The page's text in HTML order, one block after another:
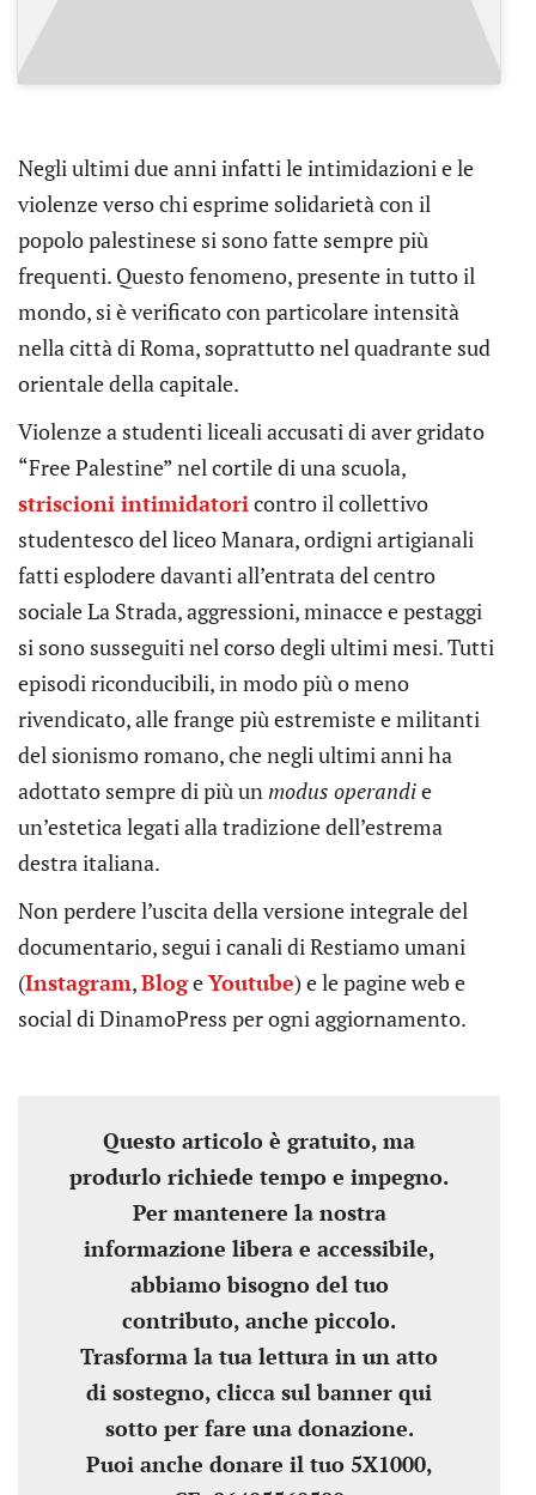
Negli ultimi due anni infatti le intimidazioni e le
violenze verso chi esprime solidarietà con il
popolo palestinese si sono fatte sempre più
frequenti. Questo fenomeno, presente in tutto il
mondo, si è verificato con particolare intensità
nella città di Roma, soprattutto nel quadrante sud
orientale della capitale.
Violenze a studenti liceali accusati di aver gridato
“Free Palestine” nel cortile di una scuola,
striscioni intimidatoricontro il collettivo
studentesco del liceo Manara, ordigni artigianali
fatti esplodere davanti all’entrata del centro
sociale La Strada, aggressioni, minacce e pestaggi
si sono susseguiti nel corso degli ultimi mesi. Tutti
episodi riconducibili, in modo più o meno
rivendicato, alle frange più estremiste e militanti
del sionismo romano, che negli ultimi anni ha
adottato sempre di più unmodus operandie
un’estetica legati alla tradizione dell’estrema
destra italiana.
Non perdere l’uscita della versione integrale del
documentario, segui i canali di Restiamo umani
(Instagram,BlogeYoutube) e le pagine web e
social di DinamoPress per ogni aggiornamento.
Questo articolo è gratuito, ma
produrlo richiede tempo e impegno.
Per mantenere la nostra
informazione libera e accessibile,
abbiamo bisogno del tuo
contributo, anche piccolo.
Trasforma la tua lettura in un atto
di sostegno, clicca sul banner qui
sotto per fare una donazione.
Puoi anche donare il tuo 5X1000,